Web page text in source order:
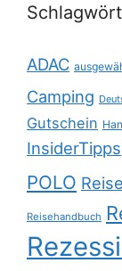
ADAC
Camping
Gutschein
InsiderTipps
POLO Reise
Reisehandbuch